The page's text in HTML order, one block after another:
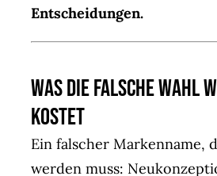
Entscheidungen.
Was die falsche Wahl
kostet
Ein falscher Markenname,
werden muss: